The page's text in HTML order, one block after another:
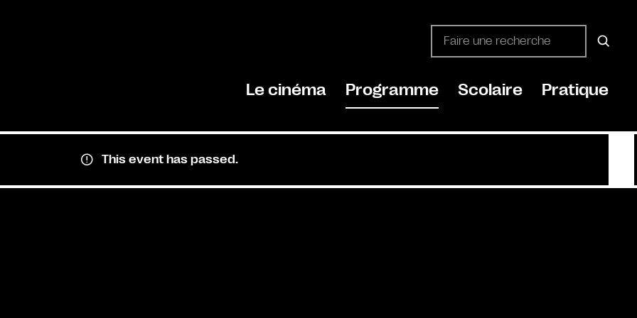
Le cinéma Programme Scolaire Pratique
This event has passed.